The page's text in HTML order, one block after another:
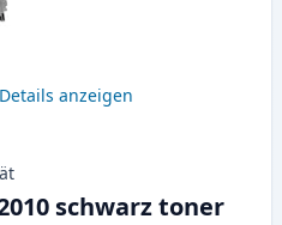
anzeigen
schwarz toner